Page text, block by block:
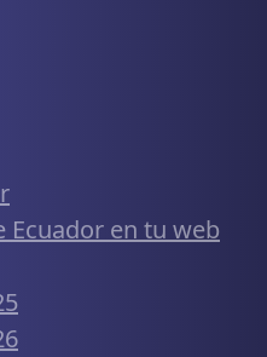
Ecuador en tu web